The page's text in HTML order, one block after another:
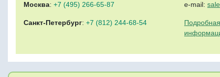
Москва: +7 (495) 266-65-87
Санкт-Петербург: +7 (812) 244-68-54
e-mail: